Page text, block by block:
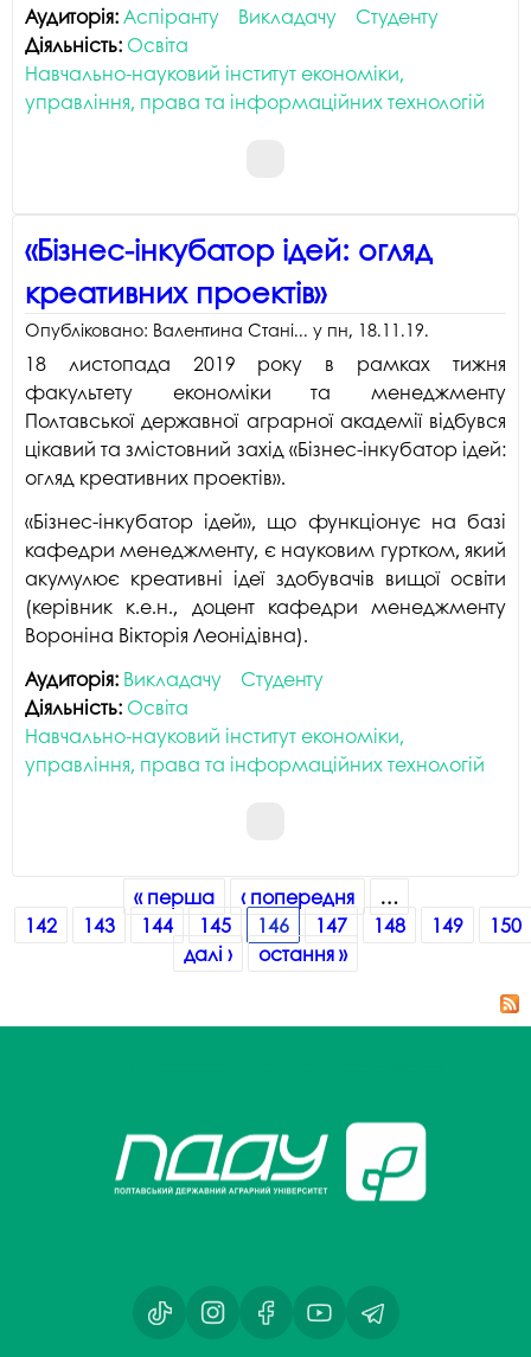
Аудиторія:Аспіранту Викладачу
Студенту
Діяльність: Освіта
Навчально-науковий інститут економіки,
управління, права та інформаційних технологій
«Бізнес-інкубатор ідей: огляд
креативних проектів»
Опубліковано: Валентина Стані... у пн, 18.11.19.
18 листопада 2019 року в рамках тижня
факультету економіки та менеджменту
Полтавської державної аграрної академії відбувся
цікавий та змістовний захід «Бізнес-інкубатор ідей:
огляд креативних проектів».
«Бізнес-інкубатор ідей», що функціонує на базі
кафедри менеджменту, є науковим гуртком, який
акумулює креативні ідеї здобувачів вищої освіти
(керівник к.е.н., доцент кафедри менеджменту
Вороніна Вікторія Леонідівна).
Аудиторія: Викладачу
Студенту
Діяльність: Освіта
Навчально-науковий інститут економіки,
управління, права та інформаційних технологій
« перша ‹ попередня
…
142
143 144 145 146 147 148 149
150
далі ›
остання »